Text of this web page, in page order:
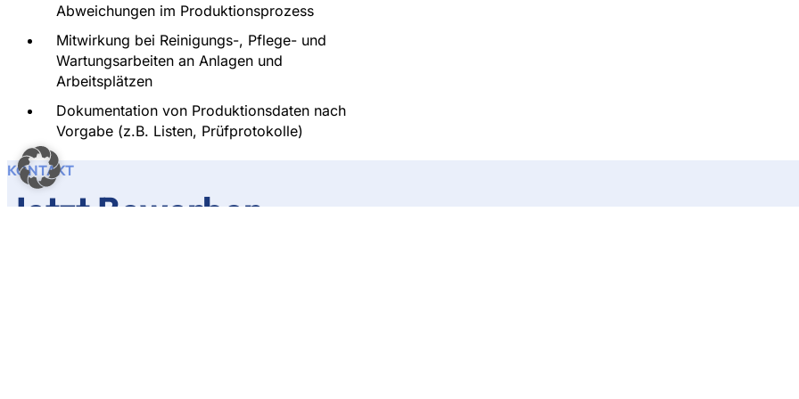
Abweichungen im Produktionsprozess
Mitwirkung bei Reinigungs-, Pflege- und
Wartungsarbeiten an Anlagen und
Arbeitsplätzen
Dokumentation von Produktionsdaten nach
Vorgabe (z.B. Listen, Prüfprotokolle)
KONTAKT
Jetzt Bewerben